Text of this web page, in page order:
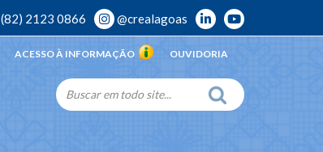
(82) 2123 0866 @crealagoas
OUVIDORIA
ACESSO À INFORMAÇÃO